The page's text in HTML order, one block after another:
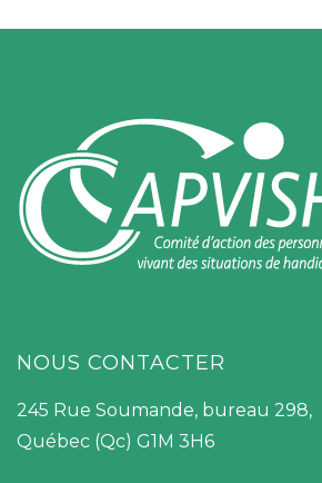
NOUS CONTACTER
245 Rue Soumande, bureau 298,
Québec (Qc) G1M 3H6